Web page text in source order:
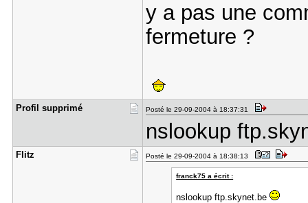
y a pas une
fermeture ?
Profil sup​primé Posté le 29-09-2004 à 18:37:31
nslookup
Flitz Posté le 29-09-2004 à 18:38:13
franck75 a écrit :
nslookup ftp.skynet.be